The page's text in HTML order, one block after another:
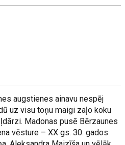
augstienes ainavu nespēj
uz visu toņu maigi zaļo koku
Madonas pusē Bērzaunes
vēsture – XX gs. 30. gados